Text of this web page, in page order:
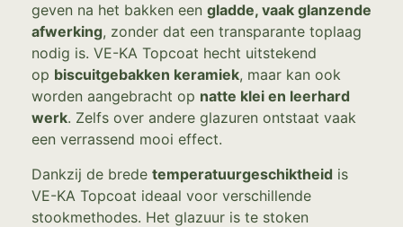
geven na het bakken een gladde, vaak glanzende
afwerking, zonder dat een transparante toplaag
nodig is. VE-KA Topcoat hecht uitstekend
op biscuitgebakken keramiek, maar kan ook
worden aangebracht op natte klei en leerhard
werk. Zelfs over andere glazuren ontstaat vaak
een verrassend mooi effect.
Dankzij de brede temperatuurgeschiktheid is
VE-KA Topcoat ideaal voor verschillende
stookmethodes. Het glazuur is te stoken